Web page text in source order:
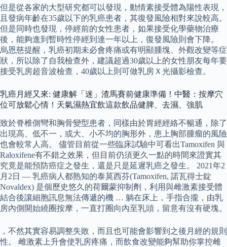
但是從各家的大型研究都可以發現，動情素接受體為陽性表現，
且發病年齡在35歲以下的乳癌患者，其復發風險相對來說較高。
但是同時也發現，停經前的女性患者，如果接受化學藥物治療
後，能夠進到暫時性停經到達一年以上，復發風險則會下降。
烏恩慈提醒，乳癌初期未必會疼痛或有明顯腫塊、外觀改變等症
狀，所以除了自我檢查外，建議超過30歲以上的女性朋友每年要
接受乳房超音波檢查，40歲以上則可做乳房Ｘ光攝影檢查。
乳癌月經又來: 健康解「迷」渣馬賽前健康準備！中醫：按摩穴
位可放鬆心情！天氣濕熱宜飲這款飲品健脾、去濕、強肌
致於脊椎側彎和胸骨變型患者，同樣由於胃經經絡不暢通，除了
出現高、低不一，或大、小不均的胸形外，患上胸部腫瘤的風險
也會較常人高。 儘管目前從一些臨床試驗中可看出Tamoxifen 與
Raloxifene有不錯之效果，但目前仍須更久一點的時間來證實其
究竟是能預防癌症之發生，還是只是延遲乳癌之發生。 2021年2
月2日 — 乳癌病人都熟知的泰莫西芬(Tamoxifen, 諾瓦得士錠
Novaldex) 是個歷史悠久的荷爾蒙抑制劑，利用與雌激素接受體
結合後讓細胞訊息無法傳遞的機 … 躺在床上，手指合攏，由乳
房內側開始繞圈按摩，一直打圈向內至乳頭，留意有沒有硬塊。
，不然其實容易調整失敗，而且也可能會影響到之後月經的規則
性。 雌激素上升會使乳房疼痛，而飲食改變能夠幫助你掌控雌